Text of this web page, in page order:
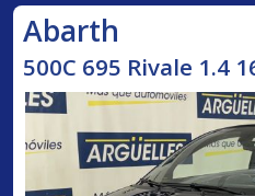
Abarth
500C 695 Rivale 1.4